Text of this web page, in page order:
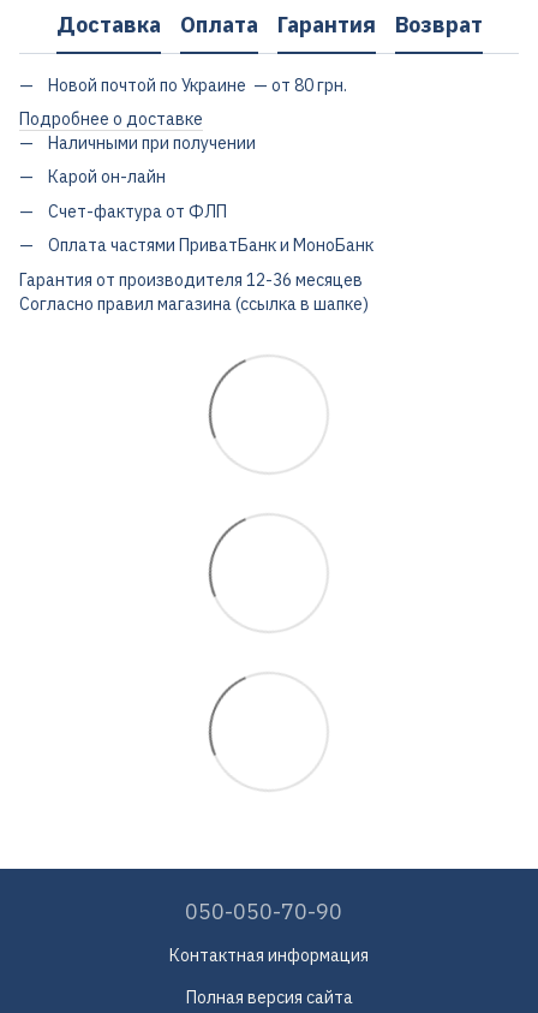
Доставка Оплата Гарантия Возврат
Новой почтой по Украине — от 80 грн.
Подробнее о доставке
Наличными при получении
Карой он-лайн
Счет-фактура от ФЛП
Оплата частями ПриватБанк и МоноБанк
Гарантия от производителя 12-36 месяцев
Согласно правил магазина (ссылка в шапке)
050-050-70-90
Контактная информация
Полная версия сайта